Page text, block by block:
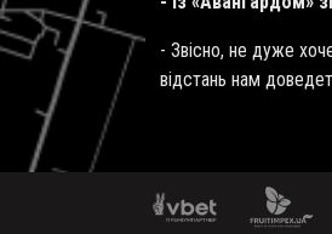
- Звісно, не дуже
відстань нам